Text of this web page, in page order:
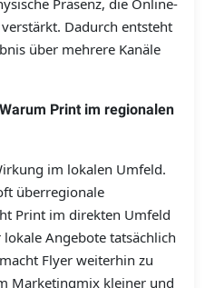
Präsenz, die Online-
Dadurch entsteht
über mehrere Kanäle
Print im regionalen
im lokalen Umfeld.
überregionale
Print im direkten Umfeld
Angebote tatsächlich
Flyer weiterhin zu
Marketingmix kleiner und